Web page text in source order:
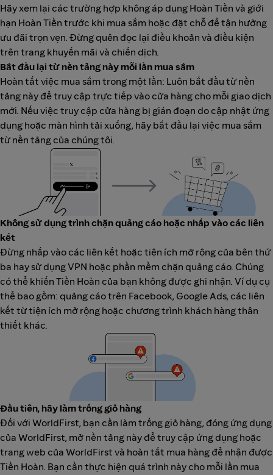
Hãy xem lại các trường hợp không áp dụng Hoàn Tiền và giới
hạn Hoàn Tiền trước khi mua sắm hoặc đặt chỗ để tận hưởng
ưu đãi trọn vẹn. Đừng quên đọc lại điều khoản và điều kiện
trên trang khuyến mãi và chiến dịch.
Bắt đầu lại từ nền tảng này mỗi lần mua sắm
Hoàn tất việc mua sắm trong một lần: Luôn bắt đầu từ nền
tảng này để truy cập trực tiếp vào cửa hàng cho mỗi giao dịch
mới. Nếu việc truy cập cửa hàng bị gián đoạn do cập nhật ứng
dụng hoặc màn hình tải xuống, hãy bắt đầu lại việc mua sắm
từ nền tảng của chúng tôi.
Không sử dụng trình chặn quảng cáo hoặc nhấp vào các liên
kết
Đừng nhấp vào các liên kết hoặc tiện ích mở rộng của bên thứ
ba hay sử dụng VPN hoặc phần mềm chặn quảng cáo. Chúng
có thể khiến Tiền Hoàn của bạn không được ghi nhận. Ví dụ cụ
thể bao gồm: quảng cáo trên Facebook, Google Ads, các liên
kết từ tiện ích mở rộng hoặc chương trình khách hàng thân
thiết khác.
Đầu tiên, hãy làm trống giỏ hàng
Đối với WorldFirst, bạn cần làm trống giỏ hàng, đóng ứng dụng
của WorldFirst, mở nền tảng này để truy cập ứng dụng hoặc
trang web của WorldFirst và hoàn tất mua hàng để nhận được
Tiền Hoàn. Bạn cần thực hiện quá trình này cho mỗi lần mua